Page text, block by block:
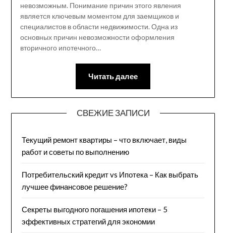
невозможным. Понимание причин этого явления
является ключевым моментом для заемщиков и
специалистов в области недвижимости. Одна из
основных причин невозможности оформления
вторичного ипотечного…
Читать далее
СВЕЖИЕ ЗАПИСИ
Текущий ремонт квартиры – что включает, виды
работ и советы по выполнению
Потребительский кредит vs Ипотека – Как выбрать
лучшее финансовое решение?
Секреты выгодного погашения ипотеки – 5
эффективных стратегий для экономии